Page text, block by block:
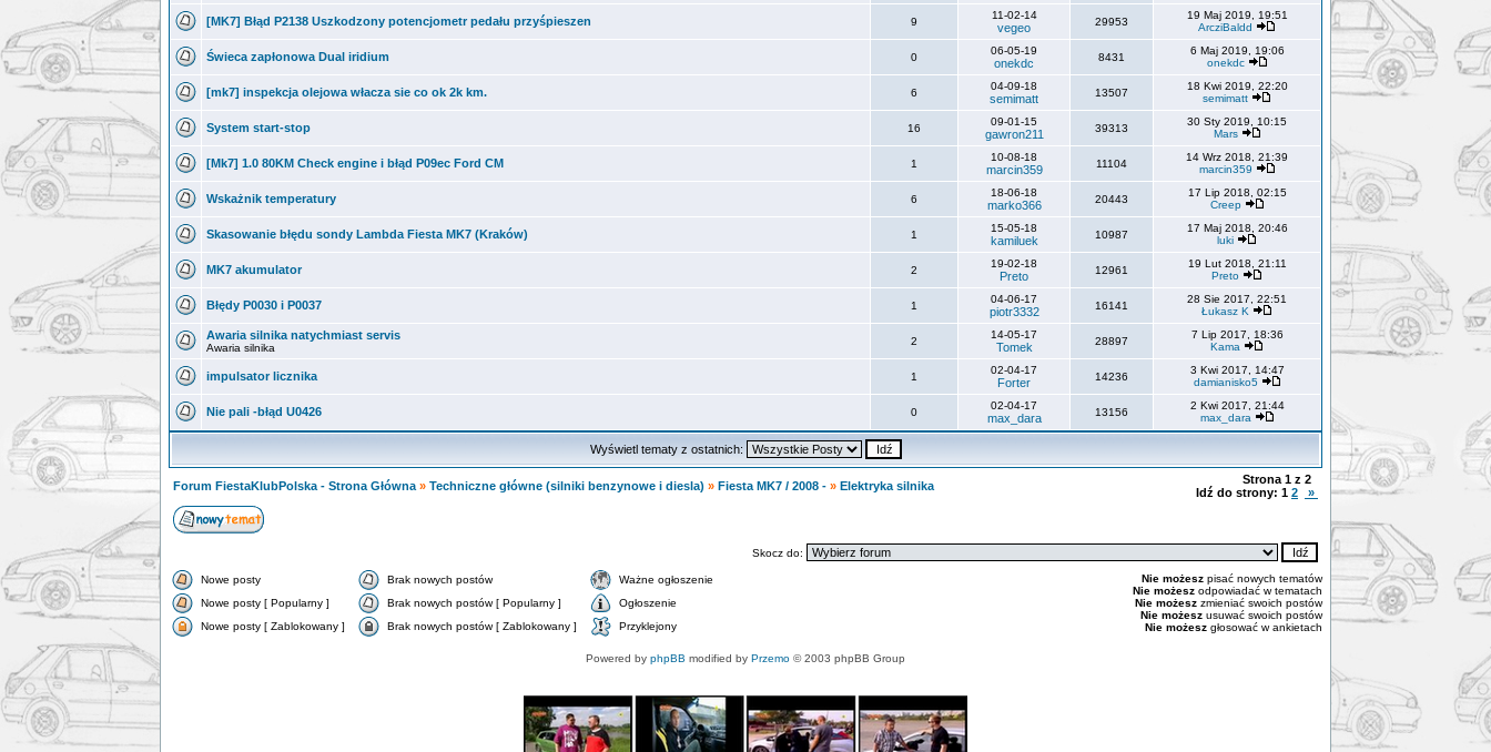
[MK7] Błąd P2138 Uszkodzony potencjometr pedału przyśpieszen 9
11-02-14
vegeo 29953
19 Maj 2019, 19:51
ArcziBaldd
Świeca zapłonowa Dual iridium 0
06-05-19
onekdc 8431
6 Maj 2019, 19:06
onekdc
[mk7] inspekcja olejowa włacza sie co ok 2k km. 6
04-09-18
semimatt 13507
18 Kwi 2019, 22:20
semimatt
System start-stop 16
09-01-15
gawron211 39313
30 Sty 2019, 10:15
Mars
[Mk7] 1.0 80KM Check engine i błąd P09ec Ford CM 1
10-08-18
marcin359 11104
14 Wrz 2018, 21:39
marcin359
Wskażnik temperatury 6
18-06-18
marko366 20443
17 Lip 2018, 02:15
Creep
Skasowanie błędu sondy Lambda Fiesta MK7 (Kraków) 1
15-05-18
kamiluek 10987
17 Maj 2018, 20:46
luki
MK7 akumulator 2
19-02-18
Preto 12961
19 Lut 2018, 21:11
Preto
Błędy P0030 i P0037 1
04-06-17
piotr3332 16141
28 Sie 2017, 22:51
Łukasz K
Awaria silnika natychmiast servis
Awaria silnika
2
14-05-17
Tomek 28897
7 Lip 2017, 18:36
Kama
impulsator licznika 1
02-04-17
Forter 14236
3 Kwi 2017, 14:47
damianisko5
Nie pali -błąd U0426 0
02-04-17
max_dara 13156
2 Kwi 2017, 21:44
max_dara
Wyświetl tematy z ostatnich:
Forum FiestaKlubPolska - Strona Główna » Techniczne główne (silniki benzynowe i diesla) » Fiesta MK7 / 2008 - » Elektryka silnika Strona 1 z 2
Idź do strony: 1 2 »
Skocz do:
Nowe posty Brak nowych postów
Ważne ogłoszenie
Nowe posty [ Popularny ]
Brak nowych postów [ Popularny ]
Ogłoszenie
Nowe posty [ Zablokowany ]
Brak nowych postów [ Zablokowany ] Przyklejony
Nie możesz pisać nowych tematów
Nie możesz odpowiadać w tematach
Nie możesz zmieniać swoich postów
Nie możesz usuwać swoich postów
Nie możesz głosować w ankietach
Powered by phpBB modified by Przemo © 2003 phpBB Group